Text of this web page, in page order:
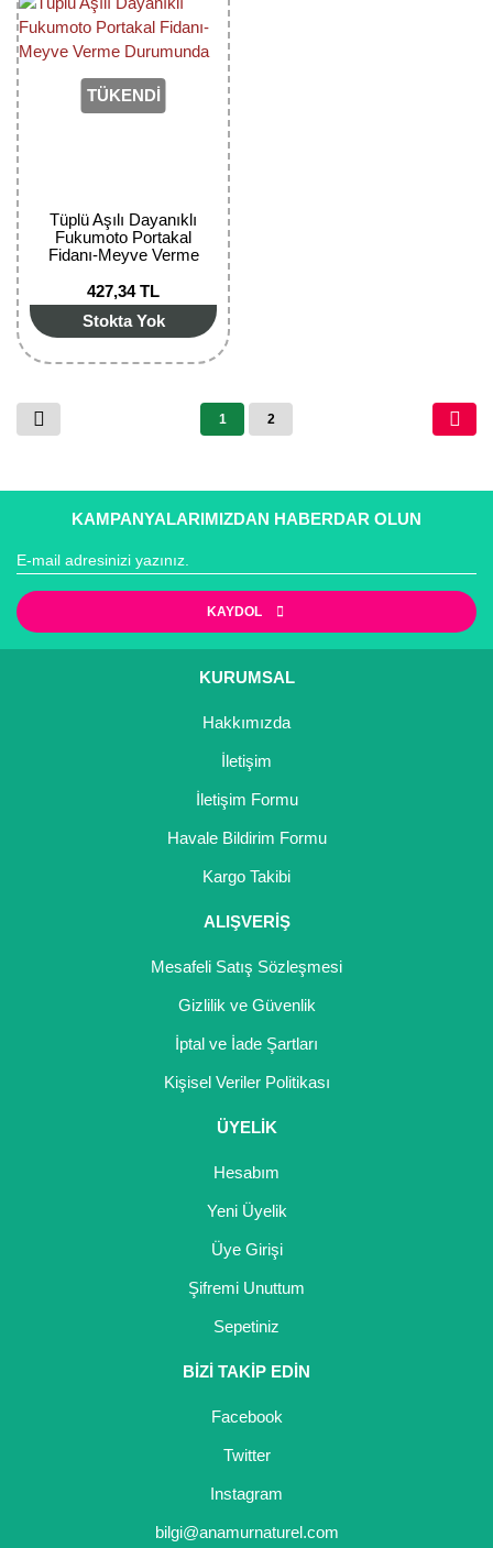
TÜKENDİ
Tüplü Aşılı Dayanıklı
Fukumoto Portakal
Fidanı-Meyve Verme
427,34 TL
Stokta Yok
1 2
KAMPANYALARIMIZDAN HABERDAR OLUN
KAYDOL
KURUMSAL
Hakkımızda
İletişim
İletişim Formu
Havale Bildirim Formu
Kargo Takibi
ALIŞVERİŞ
Mesafeli Satış Sözleşmesi
Gizlilik ve Güvenlik
İptal ve İade Şartları
Kişisel Veriler Politikası
ÜYELİK
Hesabım
Yeni Üyelik
Üye Girişi
Şifremi Unuttum
Sepetiniz
BİZİ TAKİP EDİN
Facebook
Twitter
Instagram
bilgi@anamurnaturel.com